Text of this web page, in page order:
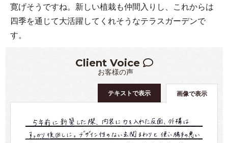
寛げそうですね。新しい植栽も仲間入りし、これからは
四季を通じて大活躍してくれそうなテラスガーデンで
す。
Client Voice
お客様の声
画像で表示
テキストで表示